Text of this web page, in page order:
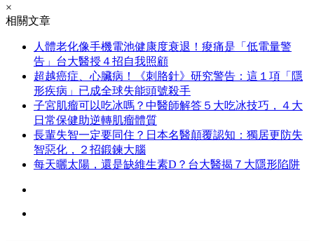
×
相關文章
人體老化像手機電池健康度衰退！痠痛是「低電量警
告」台大醫授４招自我照顧
超越癌症、心臟病！《刺胳針》研究警告：這１項「隱
形疾病」已成全球失能頭號殺手
子宮肌瘤可以吃冰嗎？中醫師解答５大吃冰技巧，４大
日常保健助逆轉肌瘤體質
長輩失智一定要同住？日本名醫顛覆認知：獨居更防失
智惡化，２招鍛鍊大腦
每天曬太陽，還是缺維生素D？台大醫揭７大隱形陷阱